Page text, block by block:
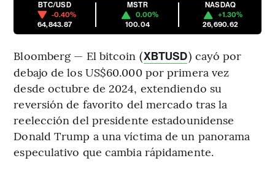
BTC/USD
-0.40%
64,843.87
MSTR
0.00%
100.04
NASDAQ
+1.30%
26,690.62
Bloomberg — El bitcoin (XBTUSD) cayó por
debajo de los US$60.000 por primera vez
desde octubre de 2024, extendiendo su
reversión de favorito del mercado tras la
reelección del presidente estadounidense
Donald Trump a una víctima de un panorama
especulativo que cambia rápidamente.